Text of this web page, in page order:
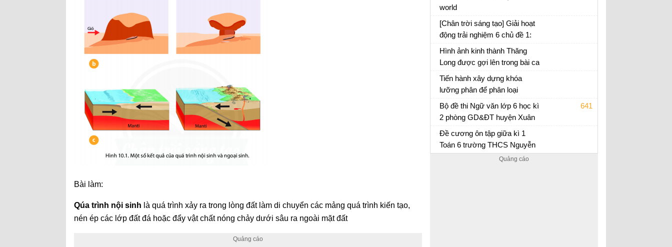
Bài làm:
Qúa trình nội sinh là quá trình xảy ra trong lòng đất làm di chuyển các mảng quá trình kiến tạo,
nén ép các lớp đất đá hoặc đẩy vật chất nóng chảy dưới sâu ra ngoài mặt đất
sát, đọc trong sách hoặc nghe
world
[Chân trời sáng tạo] Giải hoạt
động trải nghiệm 6 chủ đề 1:
Khám phá lứa tuổi và môi
trường học tập mới
Hình ảnh kinh thành Thăng
Long được gợi lên trong bài ca
dao số 1 có điểm gì đặc biệt?
Soạn văn 6 trang 61 Chân trời sáng tạo
Tiến hành xây dựng khóa
lưỡng phân để phân loại
chúng
Bộ đề thi Ngữ văn lớp 6 học kì
2 phòng GD&ĐT huyện Xuân
Trường
641
Đề thi cuối kì 2 lớp 6
Đề cương ôn tập giữa kì 1
Toán 6 trường THCS Nguyễn
Tri Phương năm 2022 - 2023
Đề cương ôn tập Toán 6 giữa học kì 1